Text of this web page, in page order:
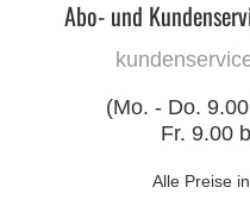
Abo- und
(Mo. - Do.
Fr. 9.00
Alle Preise